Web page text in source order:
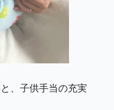
、子供手当の充実